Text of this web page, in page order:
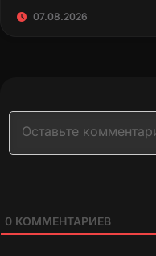
07.08.2026
0 КОММЕНТАРИЕВ